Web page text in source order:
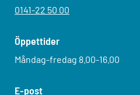
0141-22 50 00
E-post
Öppettider
Måndag-fredag 8.00-16.00